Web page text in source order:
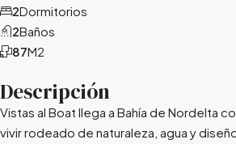
Dormitorios
2
Baños
2
M2
87
Descripción
Vistas al Boat llega a Bahía de Nordelta
vivir rodeado de naturaleza, agua y